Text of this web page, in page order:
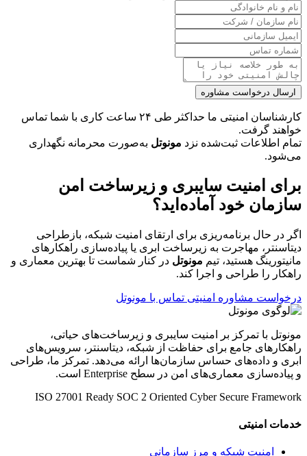
ارسال درخواست مشاوره
کارشناسان امنیتی ما حداکثر طی ۲۴ ساعت کاری با شما تماس
خواهند گرفت.
تمام اطلاعات ثبت‌شده نزد مونوتل به‌صورت محرمانه نگهداری
می‌شود.
برای امنیت سایبری و زیرساخت امن
سازمان خود آماده‌اید؟
اگر در حال برنامه‌ریزی برای ارتقای امنیت شبکه، بازطراحی
دیتاسنتر، مهاجرت به زیرساخت ابری یا پیاده‌سازی راهکارهای
مانیتورینگ هستید، تیم مونوتل در کنار شماست تا بهترین معماری و
راهکار را طراحی و اجرا کند.
درخواست مشاوره امنیتی تماس با مونوتل
مونوتل با تمرکز بر امنیت سایبری و زیرساخت‌های حیاتی،
راهکارهای جامع برای حفاظت از شبکه، دیتاسنتر، سرویس‌های
ابری و داده‌های حساس سازمان‌ها ارائه می‌دهد. تمرکز ما، طراحی
و پیاده‌سازی معماری‌های امن در سطح Enterprise است.
ISO 27001 Ready SOC 2 Oriented Cyber Secure Framework
خدمات امنیتی
امنیت شبکه و مرز سازمانی